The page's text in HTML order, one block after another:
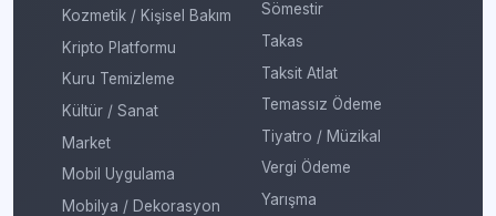
Kozmetik / Kişisel Bakım
Kripto Platformu
Kuru Temizleme
Kültür / Sanat
Market
Mobil Uygulama
Mobilya / Dekorasyon
Sömestir
Takas
Taksit Atlat
Temassız Ödeme
Tiyatro / Müzikal
Vergi Ödeme
Yarışma